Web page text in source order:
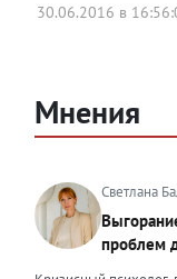
30.06.2016 в
Мнения
Светлана
проблем